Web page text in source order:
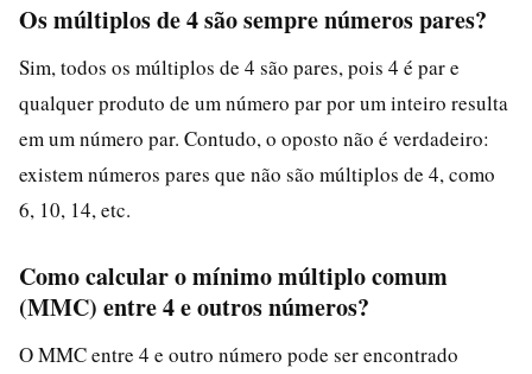
Os múltiplos de 4 são sempre números pares?
Sim, todos os múltiplos de 4 são pares, pois 4 é par e
qualquer produto de um número par por um inteiro resulta
em um número par. Contudo, o oposto não é verdadeiro:
existem números pares que não são múltiplos de 4, como
6, 10, 14, etc.
Como calcular o mínimo múltiplo comum
(MMC) entre 4 e outros números?
O MMC entre 4 e outro número pode ser encontrado